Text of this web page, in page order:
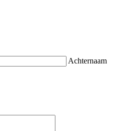
Achternaam